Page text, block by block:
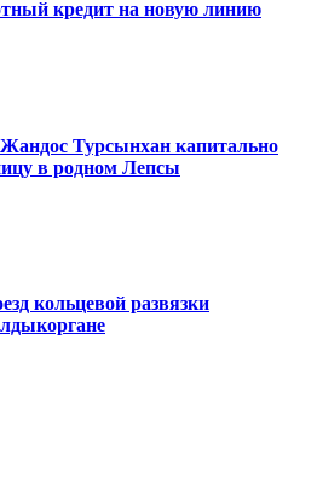
кредит на новую линию
Турсынхан капитально
в родном Лепсы
кольцевой развязки